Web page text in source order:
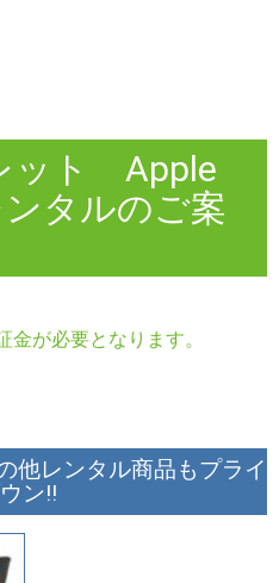
ット Apple
タルのご案
金が必要となります。
他レンタル商品もプライ
ン!!